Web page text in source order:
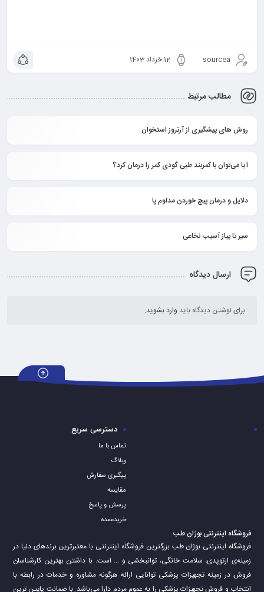
sourcea 12 خرداد 1403
مطالب مرتبط
روش های پیشگیری از آرتروز استخوان
آیا می‌توان با کمربند طبی گودی کمر را درمان کرد؟
دلایل و درمان پیچ خوردن مداوم پا
سیر تا پیاز آسیب نخاعی
ارسال دیدگاه
برای نوشتن دیدگاه باید وارد بشوید.
دسترسی سریع
تماس با ما
وبلاگ
پیگیری سفارش
مقایسه
پرسش و پاسخ
خریدعمده
فروشگاه اینترنتی بوژان طب
فروشگاه اینترنتی بوژان طب بزرگترین فروشگاه اینترنتی با معتبرترین برندهای دنیا در
زمینه‌ی ارتوپدی، سلامت خانگی، توانبخشی و … است. با داشتن بهترین کارشناسان
فروش در زمینه تجهیزات پزشکی توانایی ارائه هرگونه مشاوره و خدمات در رابطه با
انتخاب و فروش تجهیزات پزشکی را به عموم مردم دارا می‌‌‌‌باشد. با ضمانت پایین ترین